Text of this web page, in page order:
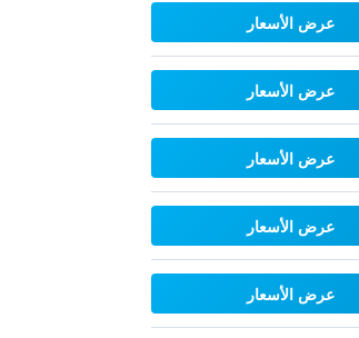
عرض الأسعار
عرض الأسعار
عرض الأسعار
عرض الأسعار
عرض الأسعار